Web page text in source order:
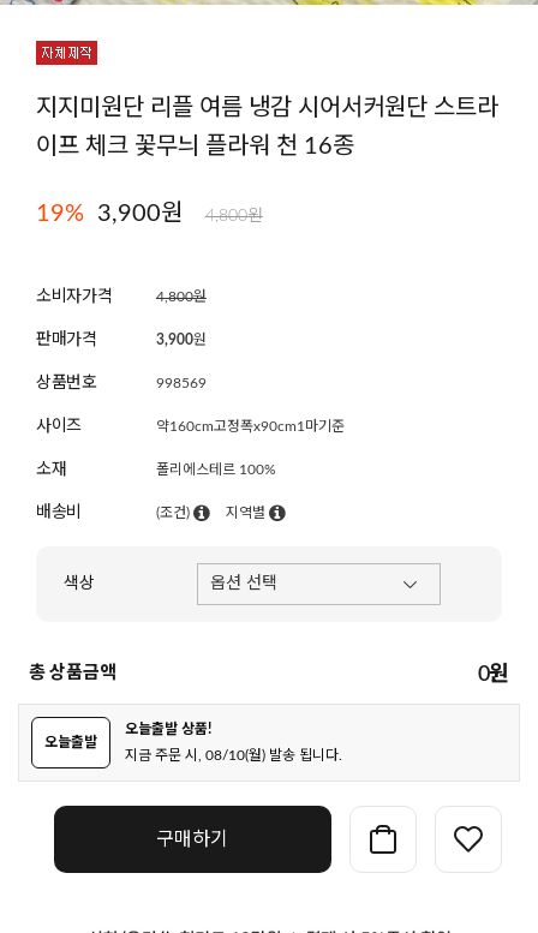
지지미원단 리플 여름 냉감 시어서커원단 스트라
이프 체크 꽃무늬 플라워 천 16종
19% 3,900원 4,800원
소비자가격 4,800원
판매가격 3,900원
상품번호 998569
사이즈 약160cm고정폭x90cm1마기준
소재 폴리에스테르 100%
배송비 (조건) 지역별
색상
총 상품금액 0원
오늘출발
오늘출발 상품!
지금 주문 시, 08/10(월) 발송 됩니다.
구매하기